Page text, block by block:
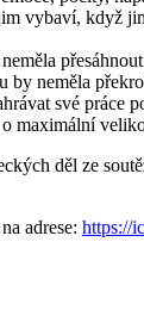
vybaví, když
by neměla
své práce
maximální
děl ze
adrese: https://